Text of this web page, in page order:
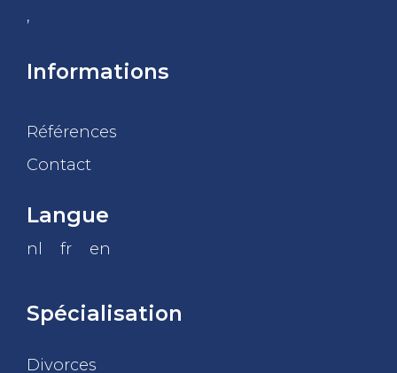
,
Informations
Références
Contact
Langue
nl fr en
Spécialisation
Divorces